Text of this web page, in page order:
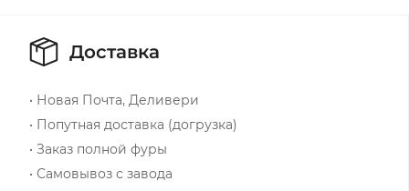
Доставка
• Новая Почта, Деливери
• Попутная доставка (догрузка)
• Заказ полной фуры
• Самовывоз с завода